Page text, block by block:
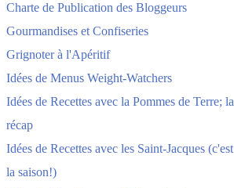
Charte de Publication des Bloggeurs
Gourmandises et Confiseries
Grignoter à l'Apéritif
Idées de Menus Weight-Watchers
Idées de Recettes avec la Pommes de Terre; la
récap
Idées de Recettes avec les Saint-Jacques (c'est
la saison!)